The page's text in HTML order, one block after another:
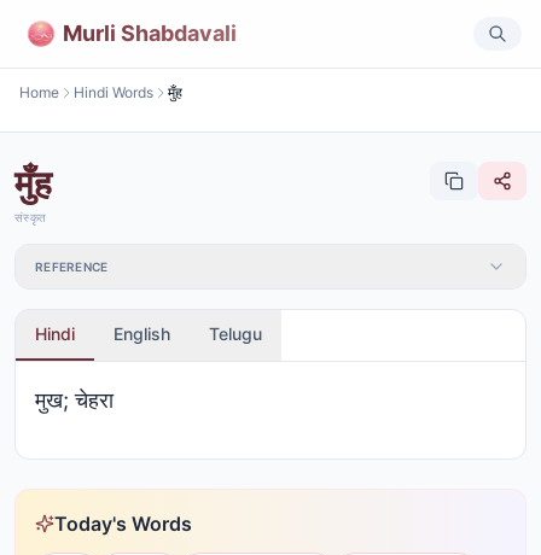
Murli Shabdavali
Home Hindi Words मुँह
मुँह
संस्कृत
REFERENCE
Hindi English Telugu
मुख; चेहरा
Today's Words